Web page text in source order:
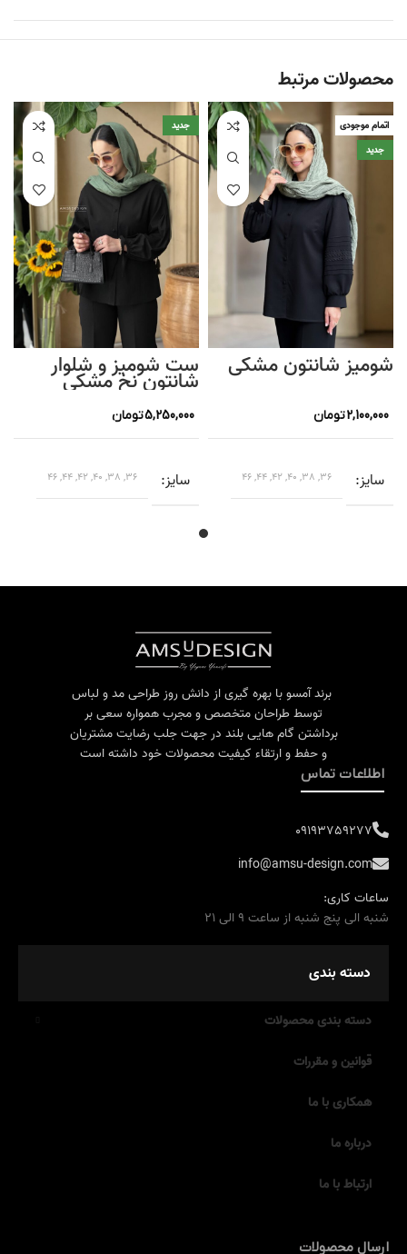
محصولات مرتبط
اتمام موجودی
جدید
شومیز شانتون مشکی
2,100,000تومان
سایز 36, 38, 40, 42, 44, 46
جدید
ست شومیز و شلوار
شانتون نخ مشکی
5,250,000تومان
سایز 36, 38, 40, 42, 44, 46
برند آمسو با بهره گیری از دانش روز طراحی مد و لباس
توسط طراحان متخصص و مجرب همواره سعی بر
برداشتن گام هایی بلند در جهت جلب رضایت مشتریان
و حفط و ارتقاء کیفیت محصولات خود داشته است
اطلاعات تماس
09193759277
info@amsu-design.com
ساعات کاری:
شنبه الی پنج شنبه از ساعت 9 الی 21
دسته بندی
دسته بندی محصولات
قوانین و مقررات
همکاری با ما
درباره ما
ارتباط با ما
ارسال محصولات